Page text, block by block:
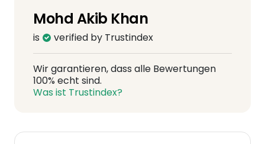
Mohd Akib Khan
is verified by Trustindex
Wir garantieren, dass alle Bewertungen
100% echt sind.
Was ist Trustindex?